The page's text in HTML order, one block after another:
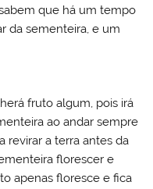
que há um tempo
da sementeira, e um
fruto algum, pois irá
ao andar sempre
revirar a terra antes da
florescer e
apenas floresce e fica